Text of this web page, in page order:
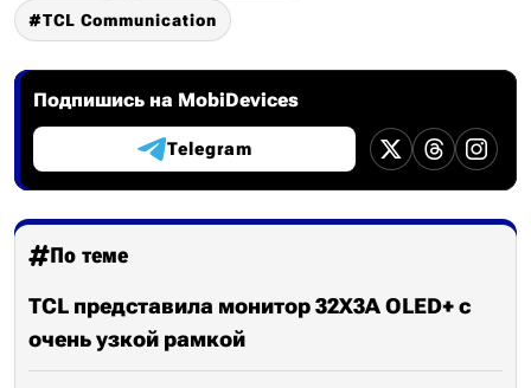
TCL Communication
Подпишись на MobiDevices
Telegram
По теме
TCL представила монитор 32X3A OLED+ с
очень узкой рамкой